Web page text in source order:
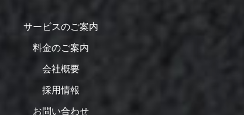
サービスのご案内
料金のご案内
会社概要
採用情報
お問い合わせ